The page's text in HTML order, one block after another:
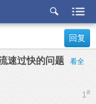
etu
p
回复
速过快的问题
看全
1 #